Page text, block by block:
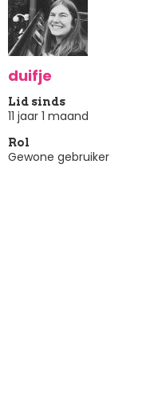
duifje
Lid sinds
11 jaar 1 maand
Rol
Gewone gebruiker